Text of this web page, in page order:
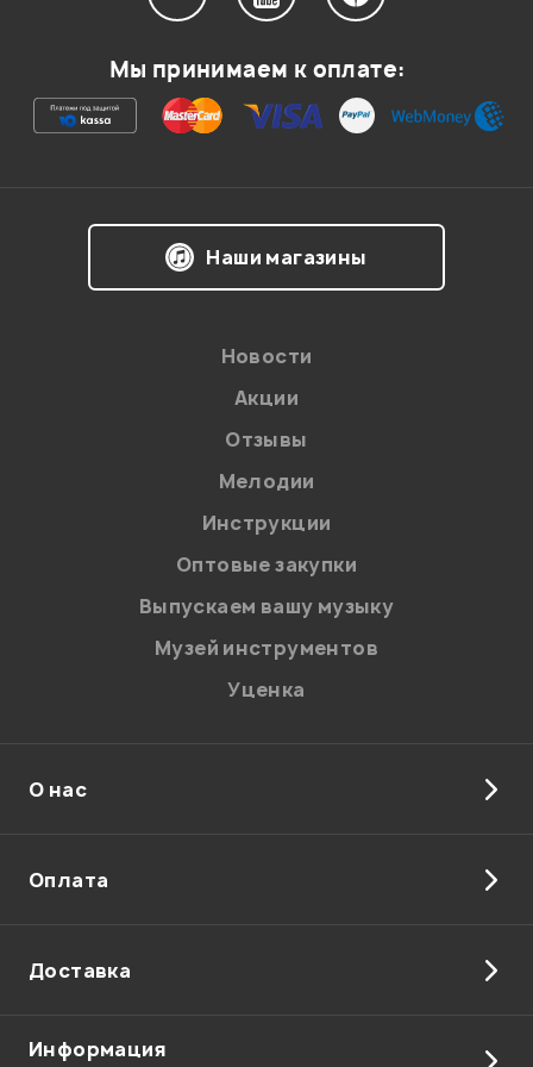
Ваша оценка:
на обработку персональных данных в
Политикой в отношении обработки
персональных данных.
Введите проверочное число:
Отправить
Мы принимаем к оплате:
Наши магазины
Новости
Акции
Отзывы
Мелодии
Инструкции
Оптовые закупки
Выпускаем вашу музыку
Музей инструментов
Уценка
О нас
Оплата
Доставка
Информация